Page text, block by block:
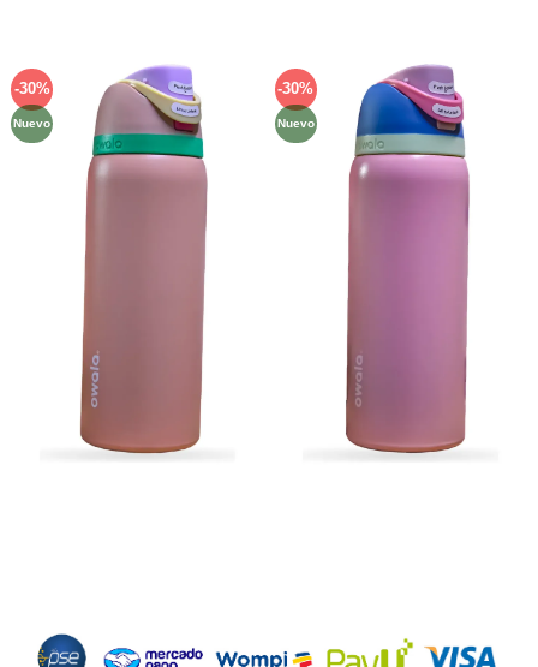
-30%
Nuevo
lista de
deseos
-30%
Nuevo
lista de
deseos